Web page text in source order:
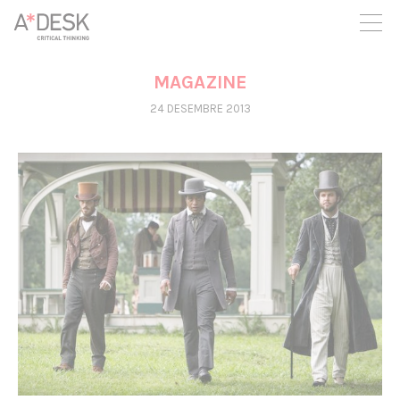
seguim necessitant-te per a poder seguir endavant. Ara pots
participar del projecte i recolzar-lo.
MAGAZINE
24 DESEMBRE 2013